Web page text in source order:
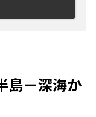
の計画図などの貴
・付属学校「黌舎
同校出身の造船技師
島－深海か